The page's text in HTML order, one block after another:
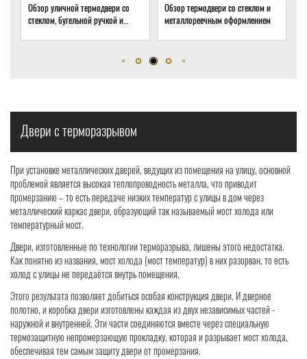
Обзор термодвери со стеклом и
металлореечным оформлением
Обзор термодвери с ковкой и
стеклом для подвала частного
Двери с терморазрывом
При установке металлических дверей, ведущих из помещения на улицу, основной
проблемой является высокая теплопроводность металла, что приводит
промерзанию – то есть передаче низких температур с улицы в дом через
металлический каркас двери, образующий так называемый мост холода или
температурный мост.
Двери, изготовленные по технологии терморазрыва, лишены этого недостатка.
Как понятно из названия, мост холода (мост температур) в них разорван, то есть
холод с улицы не передаётся внутрь помещения.
Этого результата позволяет добиться особая конструкция двери. И дверное
полотно, и коробка двери изготовлены каждая из двух независимых частей -
наружной и внутренней. Эти части соединяются вместе через специальную
термозащитную непромерзающую прокладку, которая и разрывает мост холода,
обеспечивая тем самым защиту двери от промерзания.